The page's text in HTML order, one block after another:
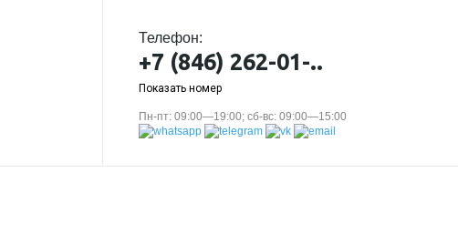
Телефон:
+7 (846) 262-01-..
Показать номер
Пн-пт: 09:00—19:00; сб-вс: 09:00—15:00